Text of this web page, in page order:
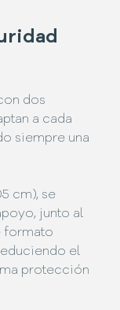
dos
a cada
siempre una
cm), se
junto al
formato
el
protección